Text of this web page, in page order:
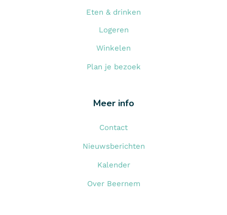
Eten & drinken
Logeren
Winkelen
Plan je bezoek
Meer info
Contact
Nieuwsberichten
Kalender
Over Beernem